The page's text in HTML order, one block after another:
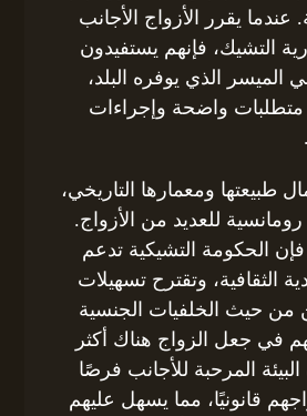
يقرر الأزواج الأجانب
التشيك، فإنهم يستفيدون
الميسر الذي يوفره البلد،
واضحة وإجراءات
طبيعتها ومعمارها التاريخي،
للعديد من الأزواج.
الحكومة التشيكية تدعم
الثقافية، وتقترح تسهيلات
من حيث الخلفيات الجنسية
في جعل الزواج هناك أكثر
المرحبة للأجانب فرصًا
قانونيًا، مما يسهل عليهم